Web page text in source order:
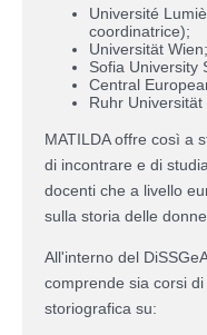
Université
coordinatrice);
Universität Wien;
Sofia University
Central
Ruhr Universität
MATILDA offre così a
di incontrare e di
docenti che a livello
sulla storia delle
All'interno del
comprende sia corsi
storiografica su: